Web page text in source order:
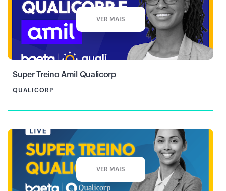
VER MAIS
Super Treino Amil Qualicorp
QUALICORP
VER MAIS